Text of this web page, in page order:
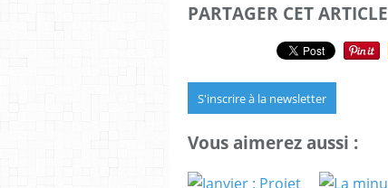
PARTAGER CET ARTICLE
S'inscrire à la newsletter
Vous aimerez aussi :